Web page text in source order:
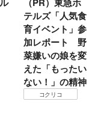
果て』公式サイ
ト
講談社コクリコ